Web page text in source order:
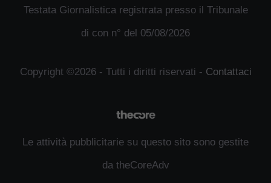
Testata Giornalistica registrata presso il Tribunale
di con n° del 05/08/2026
Copyright ©2026 - Tutti i diritti riservati - Contattaci
Le attività pubblicitarie su questo sito sono gestite
da theCoreAdv